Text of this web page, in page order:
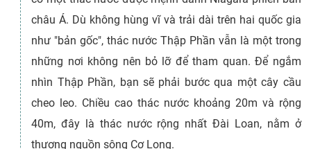
châu Á. Dù không hùng vĩ và trải dài trên hai quốc gia
như "bản gốc", thác nước Thập Phần vẫn là một trong
những nơi không nên bỏ lỡ để tham quan. Để ngắm
nhìn Thập Phần, bạn sẽ phải bước qua một cây cầu
cheo leo. Chiều cao thác nước khoảng 20m và rộng
40m, đây là thác nước rộng nhất Đài Loan, nằm ở
thượng nguồn sông Cơ Long.